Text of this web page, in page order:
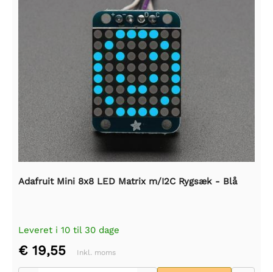
Adafruit Mini 8x8 LED Matrix m/I2C Rygsæk - Blå
Leveret i 10 til 30 dage
€ 19,55 Inkl. moms